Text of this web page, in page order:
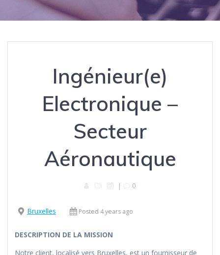
Ingénieur(e)
Electronique –
Secteur
Aéronautique
| 0
Bruxelles Posted 4 years ago
DESCRIPTION DE LA MISSION
Notre client, localisé vers Bruxelles, est un fournisseur de